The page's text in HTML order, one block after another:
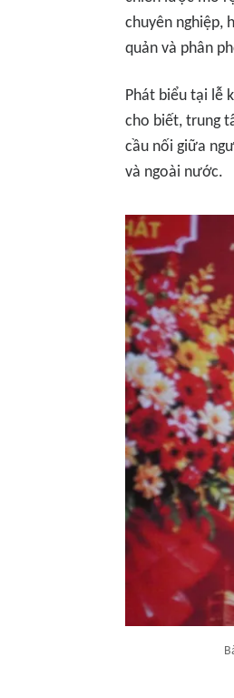
chuyên nghiệp,
quản và phân
Phát biểu tại lễ
cho biết, trung
cầu nối giữa
và ngoài nước.